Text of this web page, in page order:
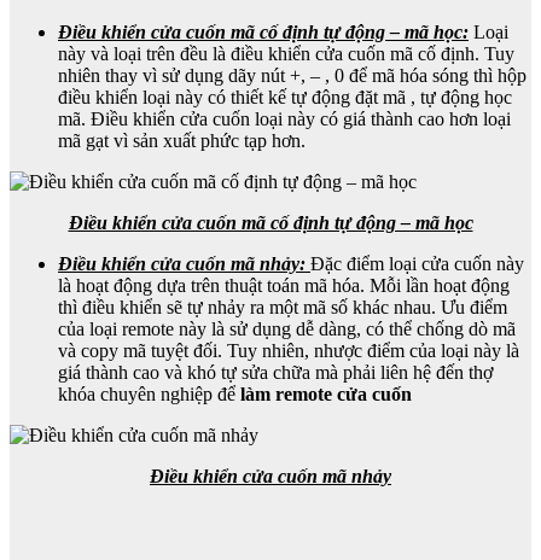
Điều khiển cửa cuốn mã cố định tự động – mã học: Loại
này và loại trên đều là điều khiển cửa cuốn mã cố định. Tuy
nhiên thay vì sử dụng dãy nút +, – , 0 để mã hóa sóng thì hộp
điều khiển loại này có thiết kế tự động đặt mã , tự động học
mã. Điều khiển cửa cuốn loại này có giá thành cao hơn loại
mã gạt vì sản xuất phức tạp hơn.
Điều khiển cửa cuốn mã cố định tự động – mã học
Điều khiển cửa cuốn mã nhảy: Đặc điểm loại cửa cuốn này
là hoạt động dựa trên thuật toán mã hóa. Mỗi lần hoạt động
thì điều khiển sẽ tự nhảy ra một mã số khác nhau. Ưu điểm
của loại remote này là sử dụng dễ dàng, có thể chống dò mã
và copy mã tuyệt đối. Tuy nhiên, nhược điểm của loại này là
giá thành cao và khó tự sửa chữa mà phải liên hệ đến thợ
khóa chuyên nghiệp để làm remote cửa cuốn
Điều khiển cửa cuốn mã nhảy